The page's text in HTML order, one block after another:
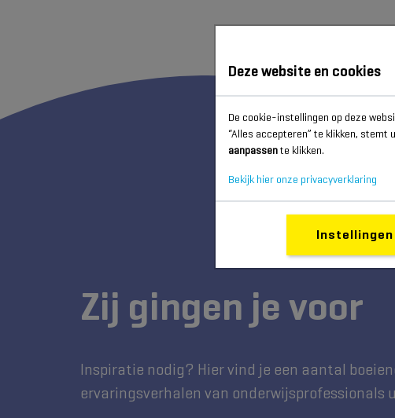
Zij gingen je voor
Inspiratie nodig? Hier vind je een aantal
ervaringsverhalen van onderwijsprofessionals
Deze website en cookies
De cookie-instellingen op deze
“Alles accepteren” te klikken, stemt
aanpassente klikken.
Bekijk hier onze privacyverklaring